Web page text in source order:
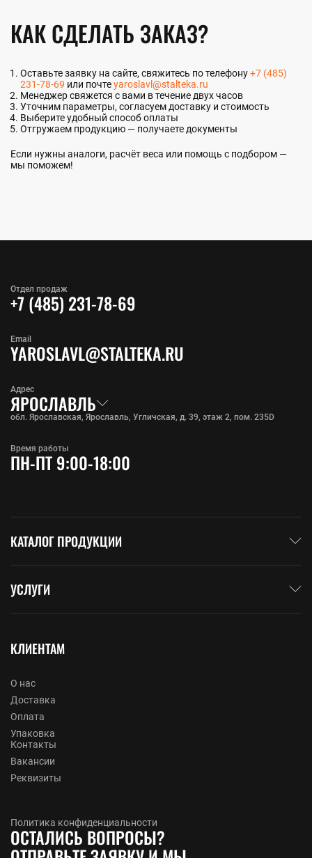
КАК СДЕЛАТЬ ЗАКАЗ?
Оставьте заявку на сайте, свяжитесь по телефону+7 (485)
231-78-69 или почтеyaroslavl@stalteka.ru
Менеджер свяжется с вами в течение двух часов
Уточним параметры, согласуем доставку и стоимость
Выберите удобный способ оплаты
Отгружаем продукцию — получаете документы
Если нужны аналоги, расчёт веса или помощь с подбором —
мы поможем!
Отдел продаж
+7 (485) 231-78-69
Адрес
ЯРОСЛАВЛЬ
обл. Ярославская, Ярославль, Угличская, д. 39, этаж 2, пом. 235D
Email
YAROSLAVL@STALTEKA.RU
Время работы
ПН-ПТ 9:00-18:00
КАТАЛОГ ПРОДУКЦИИ
УСЛУГИ
КЛИЕНТАМ
О нас
Доставка
Оплата
Упаковка
Контакты
Вакансии
Реквизиты
Политика конфиденциальности
ОСТАЛИСЬ ВОПРОСЫ?